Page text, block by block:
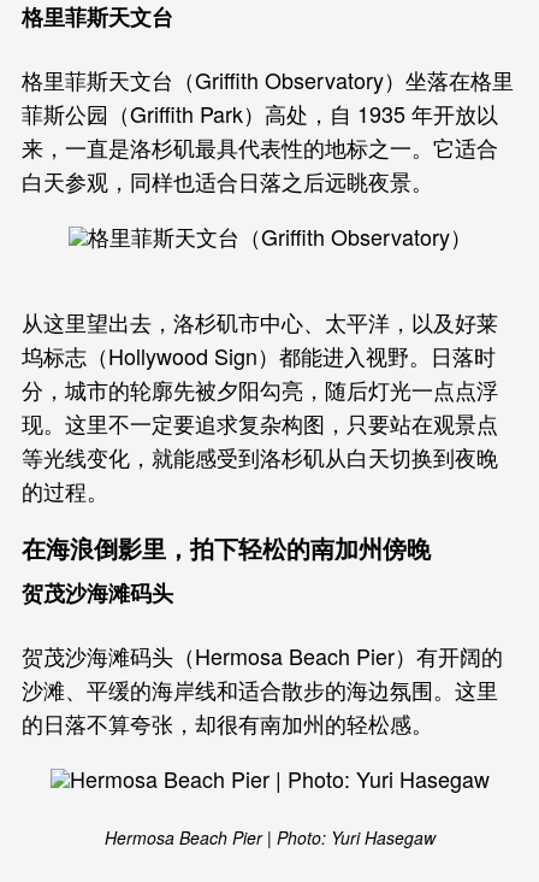
格里菲斯天文台
格里菲斯天文台（Griffith Observatory）坐落在格里
菲斯公园（Griffith Park）高处，自 1935 年开放以
来，一直是洛杉矶最具代表性的地标之一。它适合
白天参观，同样也适合日落之后远眺夜景。
从这里望出去，洛杉矶市中心、太平洋，以及好莱
坞标志（Hollywood Sign）都能进入视野。日落时
分，城市的轮廓先被夕阳勾亮，随后灯光一点点浮
现。这里不一定要追求复杂构图，只要站在观景点
等光线变化，就能感受到洛杉矶从白天切换到夜晚
的过程。
在海浪倒影里，拍下轻松的南加州傍晚
贺茂沙海滩码头
贺茂沙海滩码头（Hermosa Beach Pier）有开阔的
沙滩、平缓的海岸线和适合散步的海边氛围。这里
的日落不算夸张，却很有南加州的轻松感。
Hermosa Beach Pier | Photo: Yuri Hasegaw